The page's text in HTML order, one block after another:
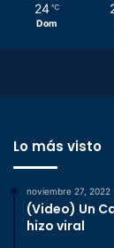
24 ℃
Dom
Lo más visto
noviembre 27, 2022
(Video) Un
hizo viral